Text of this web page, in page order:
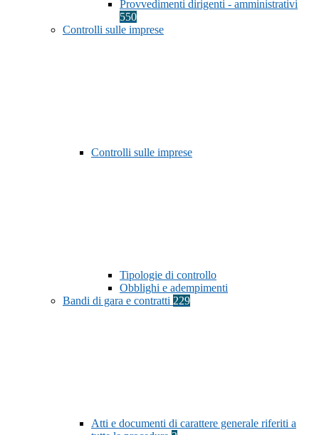
Provvedimenti dirigenti - amministrativi
550
Controlli sulle imprese
Controlli sulle imprese
Tipologie di controllo
Obblighi e adempimenti
Bandi di gara e contratti 229
Atti e documenti di carattere generale riferiti a